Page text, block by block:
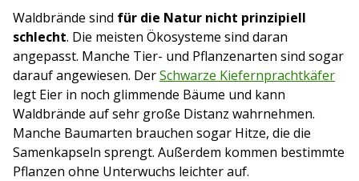
Waldbrände sind für die Natur nicht prinzipiell
schlecht. Die meisten Ökosysteme sind daran
angepasst. Manche Tier- und Pflanzenarten sind sogar
darauf angewiesen. DerSchwarze Kiefernprachtkäfer
legt Eier in noch glimmende Bäume und kann
Waldbrände auf sehr große Distanz wahrnehmen.
Manche Baumarten brauchen sogar Hitze, die die
Samenkapseln sprengt. Außerdem kommen bestimmte
Pflanzen ohne Unterwuchs leichter auf.